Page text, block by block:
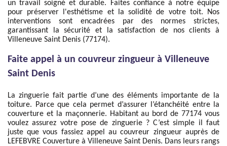
un travail soigné et durable. Faites confiance à notre équipe
pour préserver l'esthétisme et la solidité de votre toit. Nos
interventions sont encadrées par des normes strictes,
garantissant la sécurité et la satisfaction de nos clients à
Villeneuve Saint Denis (77174).
Faite appel à un couvreur zingueur à Villeneuve
Saint Denis
La zinguerie fait partie d’une des éléments importante de la
toiture. Parce que cela permet d’assurer l’étanchéité entre la
couverture et la maçonnerie. Habitant au bord de 77174 vous
voulez assurez votre pose de zinguerie ? C’est simple il faut
juste que vous fassiez appel au couvreur zingueur auprès de
LEFEBVRE Couverture à Villeneuve Saint Denis. Dans leurs rangs